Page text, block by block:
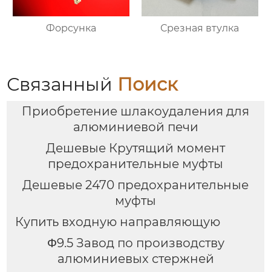
Форсунка Срезная втулка
Связанный Поиск
Приобретение шлакоудаления для
алюминиевой печи
Дешевые Крутящий момент
предохранительные муфты
Дешевые 2470 предохранительные
муфты
Купить входную направляющую
Φ9.5 Завод по производству
алюминиевых стержней